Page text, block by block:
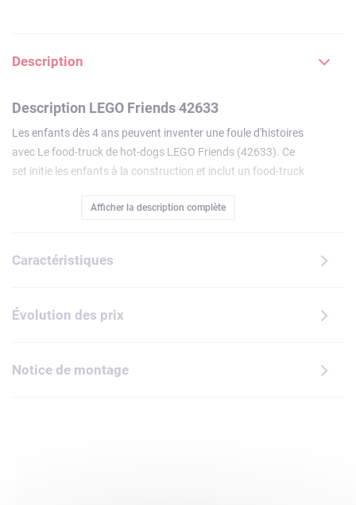
Description
Description LEGO Friends 42633
Les enfants dès 4 ans peuvent inventer une foule d'histoires
avec Le food-truck de hot-dogs LEGO Friends (42633). Ce
set initie les enfants à la construction et inclut un food-truck
inspirent le jeu de rôle. Ce jouet est un beau cadeau à offrir
servir les hot-dogs avec Kaya. Léo se rend au food-truck
options de nourriture et de boissons. Il y a des hot-dogs
vegan, du ketchup, de la moutarde et des jus. Les jouets
construction rapide et amusante. Ils incluent une brique de
démarrage, c'est-à-dire une base robuste sur laquelle les
Afficher la description complète
Caractéristiques
Évolution des prix
Notice de montage